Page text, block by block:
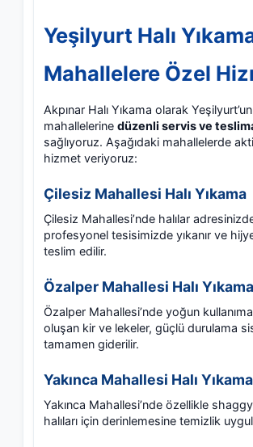
Yeşilyurt Halı
Mahallelere Özel
Akpınar Halı Yıkama olarak
mahallelerinedüzenli servis ve
sağlıyoruz. Aşağıdaki mahallelerde
hizmet veriyoruz:
Çilesiz Mahallesi Halı Yıkama
Çilesiz Mahallesi’nde halılar
profesyonel tesisimizde yıkanır ve
teslim edilir.
Özalper Mahallesi Halı Yıkama
Özalper Mahallesi’nde yoğun
oluşan kir ve lekeler, güçlü durulama
tamamen giderilir.
Yakınca Mahallesi Halı Yıkama
Yakınca Mahallesi’nde özellikle
halıları için derinlemesine temizlik